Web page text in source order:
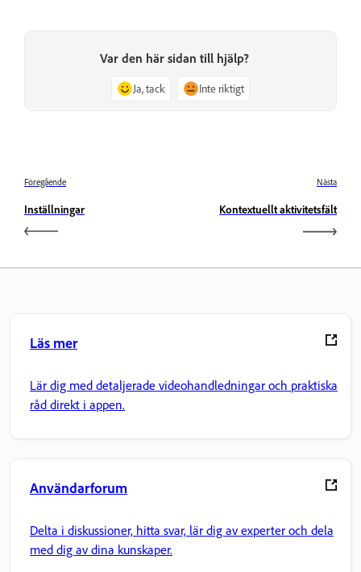
Var den här sidan till hjälp?
Ja, tack Inte riktigt
Föregående
Inställningar
Nästa
Kontextuellt aktivitetsfält
Läs mer
Lär dig med detaljerade videohandledningar och praktiska
råd direkt i appen.
Användarforum
Delta i diskussioner, hitta svar, lär dig av experter och dela
med dig av dina kunskaper.